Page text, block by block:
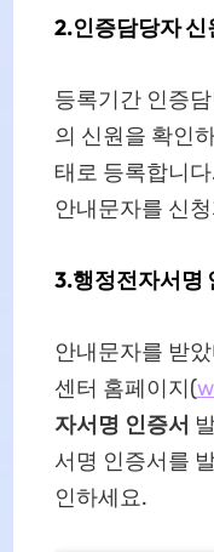
2.인증담당자 신
등록기간 인증
의 신원을 확인
태로 등록합니
안내문자를 신
3.행정전자서명
안내문자를 받
센터 홈페이지(
자서명 인증서
서명 인증서를
인하세요.